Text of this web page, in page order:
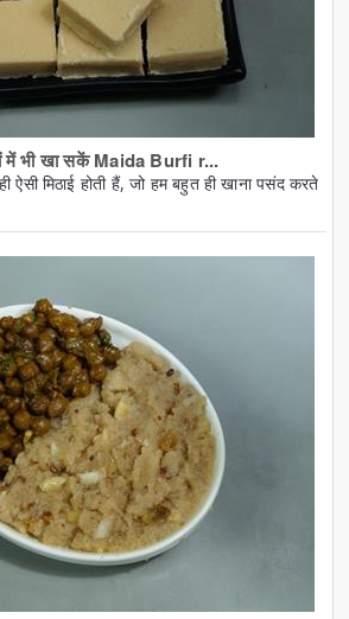
में भी खा सकें Maida Burfi r...
ऐसी मिठाई होती हैं, जो हम बहुत ही खाना पसंद करते